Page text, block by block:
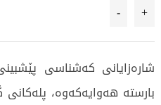
+
-
شارەزایانی کەشناسی
بارستە هەوایەکەوە،